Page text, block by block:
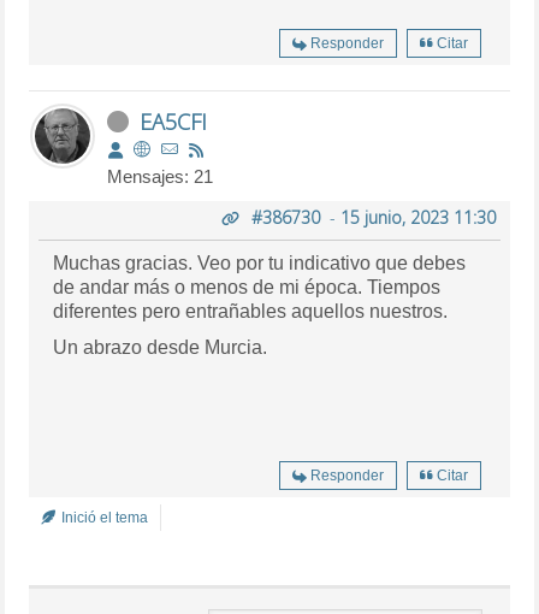
Responder Citar
EA5CFI
Mensajes: 21
#386730- 15 junio, 2023 11:30
Muchas gracias. Veo por tu indicativo que debes
de andar más o menos de mi época. Tiempos
diferentes pero entrañables aquellos nuestros.
Un abrazo desde Murcia.
Responder Citar
Inició el tema